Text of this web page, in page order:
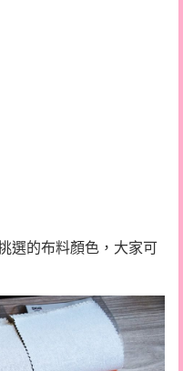
選的布料顏色，大家可